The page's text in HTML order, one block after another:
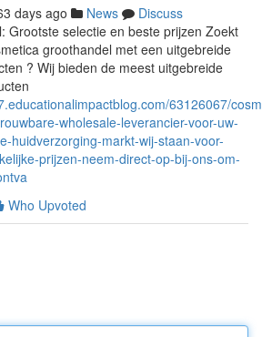
days ago News
Discuss
Grootste selectie en beste prijzen Zoekt
groothandel met een uitgebreide
? Wij bieden de meest uitgebreide
63126067/
wholesale-leverancier-voor-uw-
huidverzorging-markt-wij-staan-voor-
prijzen-neem-direct-op-bij-ons-om-
Who Upvoted